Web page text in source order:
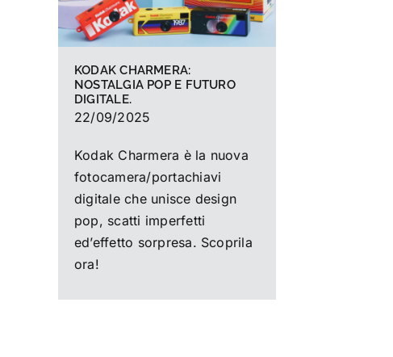
KODAK CHARMERA:
NOSTALGIA POP E FUTURO
DIGITALE.
22/09/2025
Kodak Charmera è la nuova
fotocamera/portachiavi
digitale che unisce design
pop, scatti imperfetti
ed’effetto sorpresa. Scoprila
ora!